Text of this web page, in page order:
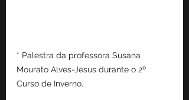
* Palestra da professora Susana
Mourato Alves-Jesus durante o 2º
Curso de Inverno.